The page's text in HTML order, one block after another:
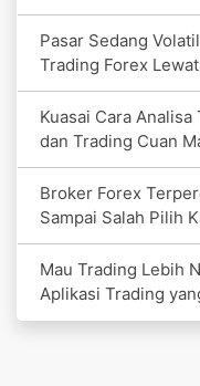
Pasar Sedang
Trading Forex
Kuasai Cara
dan Trading Cuan
Broker Forex
Sampai Salah Pilih
Mau Trading Lebih
Aplikasi Trading